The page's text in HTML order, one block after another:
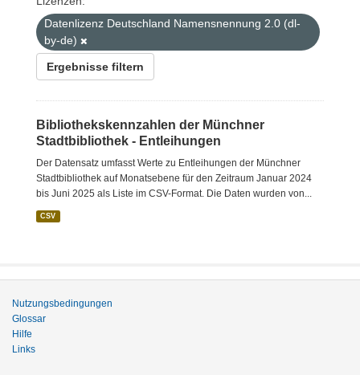
Datenlizenz Deutschland Namensnennung 2.0 (dl-
by-de)
Ergebnisse filtern
Bibliothekskennzahlen der Münchner
Stadtbibliothek - Entleihungen
Der Datensatz umfasst Werte zu Entleihungen der Münchner
Stadtbibliothek auf Monatsebene für den Zeitraum Januar 2024
bis Juni 2025 als Liste im CSV-Format. Die Daten wurden von...
CSV
Nutzungsbedingungen
Glossar
Hilfe
Links